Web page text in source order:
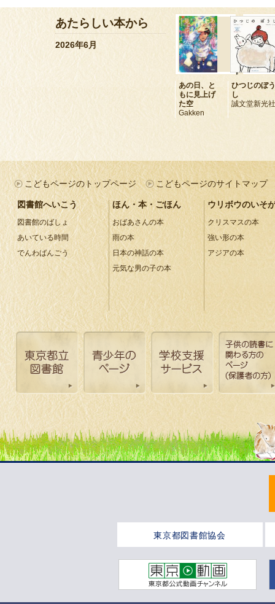
あたらしい本から
2026年6月
あの日、と
もに見上げ
た空
Gakken
ひつじのぼう
し
誠文堂新光社
こどもページのトップページ こどもページのサイトマップ
図書館へいこう
図書館のばしょ
あいている時間
でんわばんごう
ほん・本・ごほん
おばあさんの本
雨の本
日本の神話の本
元気な男の子の本
ウリボウのいそ
クリスマスの本
強い形の本
アジアの本
東京都図書館協会